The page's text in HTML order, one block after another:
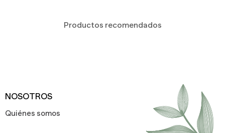
Productos recomendados
NOSOTROS
Quiénes somos